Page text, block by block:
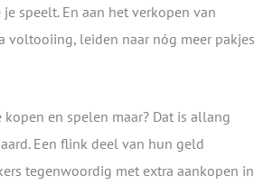
speelt. En aan het verkopen van
voltooiing, leiden naar nóg meer pakjes
kopen en spelen maar? Dat is allang
Een flink deel van hun geld
tegenwoordig met extra aankopen in